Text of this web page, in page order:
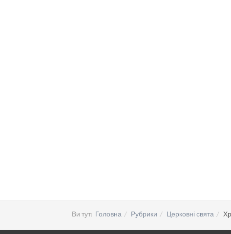
Ви тут: Головна Рубрики Церковні свята